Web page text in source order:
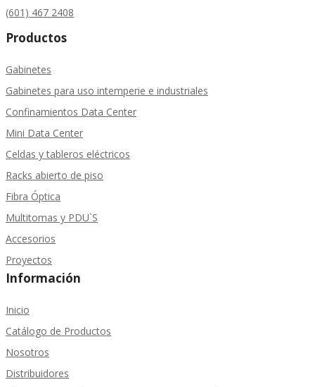
(601) 467 2408
Productos
Gabinetes
Gabinetes para uso intemperie e industriales
Confinamientos Data Center
Mini Data Center
Celdas y tableros eléctricos
Racks abierto de piso
Fibra Óptica
Multitomas y PDU`S
Accesorios
Proyectos
Información
Inicio
Catálogo de Productos
Nosotros
Distribuidores